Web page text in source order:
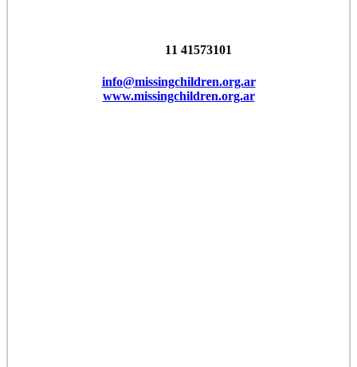
11 41573101
info@missingchildren.org.ar
www.missingchildren.org.ar